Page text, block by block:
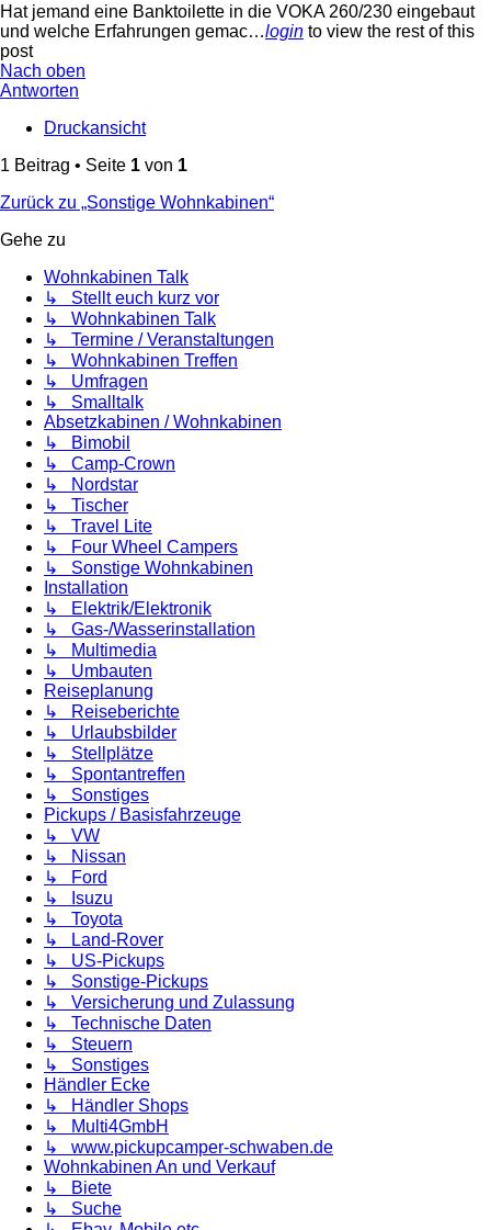
Hat jemand eine Banktoilette in die VOKA 260/230 eingebaut
und welche Erfahrungen gemac…login to view the rest of this
post
Nach oben
Antworten
Druckansicht
1 Beitrag • Seite 1 von 1
Zurück zu „Sonstige Wohnkabinen“
Gehe zu
Wohnkabinen Talk
↳ Stellt euch kurz vor
↳ Wohnkabinen Talk
↳ Termine / Veranstaltungen
↳ Wohnkabinen Treffen
↳ Umfragen
↳ Smalltalk
Absetzkabinen / Wohnkabinen
↳ Bimobil
↳ Camp-Crown
↳ Nordstar
↳ Tischer
↳ Travel Lite
↳ Four Wheel Campers
↳ Sonstige Wohnkabinen
Installation
↳ Elektrik/Elektronik
↳ Gas-/Wasserinstallation
↳ Multimedia
↳ Umbauten
Reiseplanung
↳ Reiseberichte
↳ Urlaubsbilder
↳ Stellplätze
↳ Spontantreffen
↳ Sonstiges
Pickups / Basisfahrzeuge
↳ VW
↳ Nissan
↳ Ford
↳ Isuzu
↳ Toyota
↳ Land-Rover
↳ US-Pickups
↳ Sonstige-Pickups
↳ Versicherung und Zulassung
↳ Technische Daten
↳ Steuern
↳ Sonstiges
Händler Ecke
↳ Händler Shops
↳ Multi4GmbH
↳ www.pickupcamper-schwaben.de
Wohnkabinen An und Verkauf
↳ Biete
↳ Suche